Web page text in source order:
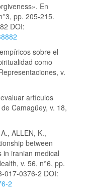
En
pp. 205-215.
DOI:
sobre el
como
v.
artículos
Camagüey, v. 18,
ALLEN, K.,
between
in iranian medical
v. 56, n°6, pp.
017-0376-2 DOI:
2